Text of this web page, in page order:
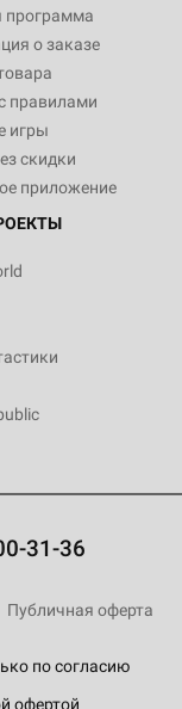
программа
о заказе
правилами
игры
скидки
приложение
31-36
по согласию
офертой
Публичная оферта